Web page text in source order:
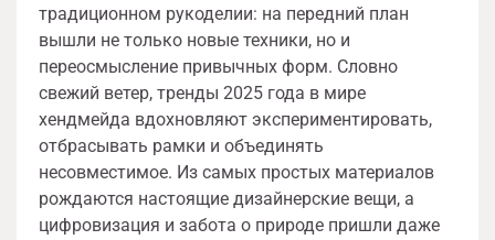
традиционном рукоделии: на передний план
вышли не только новые техники, но и
переосмысление привычных форм. Словно
свежий ветер, тренды 2025 года в мире
хендмейда вдохновляют экспериментировать,
отбрасывать рамки и объединять
несовместимое. Из самых простых материалов
рождаются настоящие дизайнерские вещи, а
цифровизация и забота о природе пришли даже